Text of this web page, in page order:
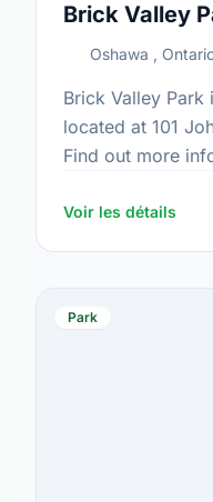
Brick Valley
Oshawa ,
Brick Valley
located at 101
Find out more
Voir les détails
Park